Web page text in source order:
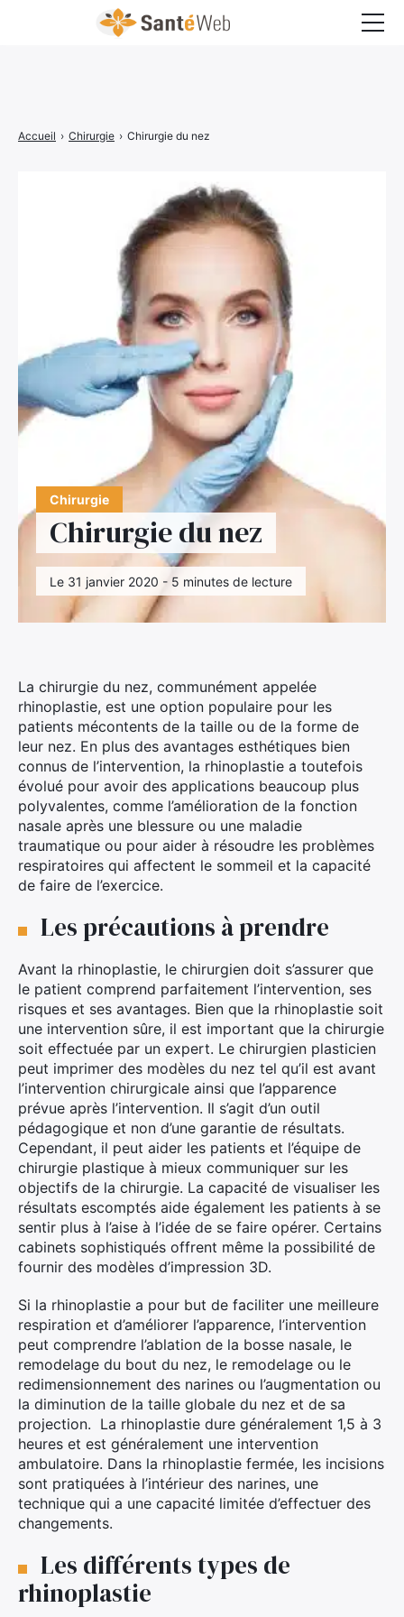
Chirurgie
Chirurgie du nez
Le 31 janvier 2020 - 5 minutes de lecture
Accueil › Chirurgie › Chirurgie du nez
La chirurgie du nez, communément appelée
rhinoplastie, est une option populaire pour les
patients mécontents de la taille ou de la forme de
leur nez. En plus des avantages esthétiques bien
connus de l’intervention, la rhinoplastie a toutefois
évolué pour avoir des applications beaucoup plus
polyvalentes, comme l’amélioration de la fonction
nasale après une blessure ou une maladie
traumatique ou pour aider à résoudre les problèmes
respiratoires qui affectent le sommeil et la capacité
de faire de l’exercice.
Les précautions à prendre
Avant la rhinoplastie, le chirurgien doit s’assurer que
le patient comprend parfaitement l’intervention, ses
risques et ses avantages. Bien que la rhinoplastie soit
une intervention sûre, il est important que la chirurgie
soit effectuée par un expert. Le chirurgien plasticien
peut imprimer des modèles du nez tel qu’il est avant
l’intervention chirurgicale ainsi que l’apparence
prévue après l’intervention. Il s’agit d’un outil
pédagogique et non d’une garantie de résultats.
Cependant, il peut aider les patients et l’équipe de
chirurgie plastique à mieux communiquer sur les
objectifs de la chirurgie. La capacité de visualiser les
résultats escomptés aide également les patients à se
sentir plus à l’aise à l’idée de se faire opérer. Certains
cabinets sophistiqués offrent même la possibilité de
fournir des modèles d’impression 3D.
Si la rhinoplastie a pour but de faciliter une meilleure
respiration et d’améliorer l’apparence, l’intervention
peut comprendre l’ablation de la bosse nasale, le
remodelage du bout du nez, le remodelage ou le
redimensionnement des narines ou l’augmentation ou
la diminution de la taille globale du nez et de sa
projection. La rhinoplastie dure généralement 1,5 à 3
heures et est généralement une intervention
ambulatoire. Dans la rhinoplastie fermée, les incisions
sont pratiquées à l’intérieur des narines, une
technique qui a une capacité limitée d’effectuer des
changements.
Les différents types de
rhinoplastie
Chirurgie
Santé pratique